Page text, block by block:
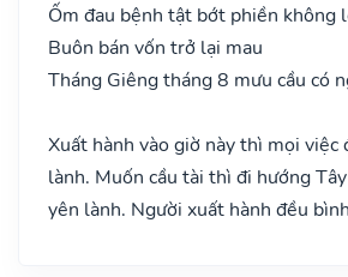
Ốm đau bệnh tật bớt phiền không
Buôn bán vốn trở lại mau
Tháng Giêng tháng 8 mưu cầu có
Xuất hành vào giờ này thì mọi việc
lành. Muốn cầu tài thì đi hướng
yên lành. Người xuất hành đều